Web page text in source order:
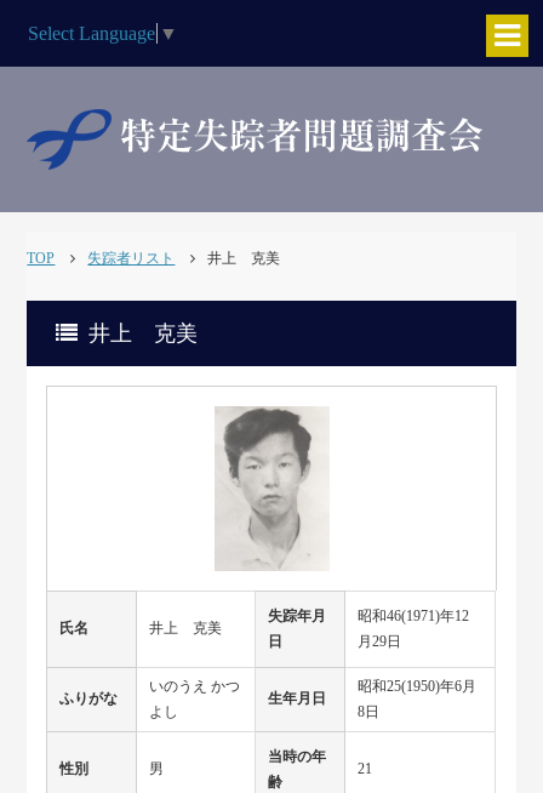
Select Language ▼
TOP 失踪者リスト 井上 克美
井上 克美
氏名 井上 克美
失踪年月
日
昭和46(1971)年12
月29日
ふりがな
いのうえ かつ
よし
生年月日
昭和25(1950)年6月
8日
性別 男
当時の年
齢
21